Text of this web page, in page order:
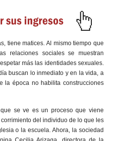
tiene matices. Al mismo tiempo que
relaciones sociales se muestran
más las identidades sexuales.
buscan lo inmediato y en la vida, a
la época no habilita construcciones
se ve es un proceso que viene
del individuo de lo que les
o la escuela. Ahora, la sociedad